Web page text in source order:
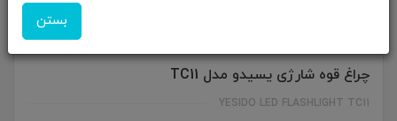
چراغ قوه شارژی یسیدو مدل TC11
YESIDO LED FLASHLIGHT TC11
بستن